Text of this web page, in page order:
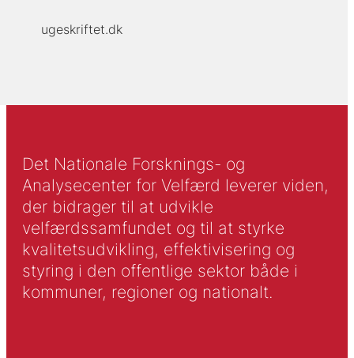
ugeskriftet.dk
Det Nationale Forsknings- og
Analysecenter for Velfærd leverer viden,
der bidrager til at udvikle
velfærdssamfundet og til at styrke
kvalitetsudvikling, effektivisering og
styring i den offentlige sektor både i
kommuner, regioner og nationalt.